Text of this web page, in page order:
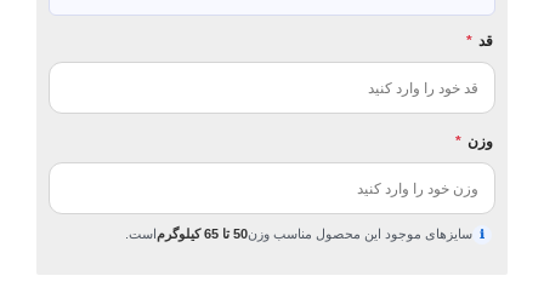
قد *
وزن *
ℹ سایزهای موجود این محصول مناسب وزن50 تا 65 کیلوگرم است.